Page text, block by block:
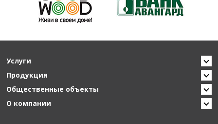
Услуги
Продукция
Общественные объекты
О компании